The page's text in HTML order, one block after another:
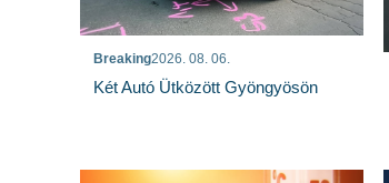
Breaking2026. 08. 06.
Két Autó Ütközött Gyöngyösön